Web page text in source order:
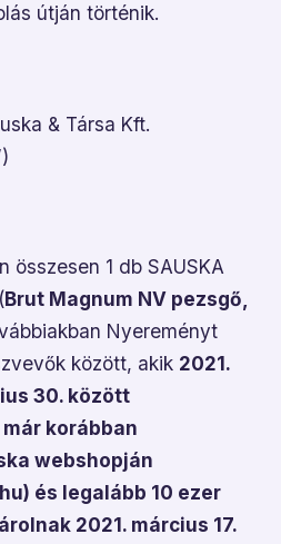
útján történik.
& Társa Kft.
összesen 1 db SAUSKA
Brut Magnum NV pezsgő,
Nyereményt
között, akik 2021.
30. között
korábban
webshopján
) és legalább 10 ezer
2021. március 17.